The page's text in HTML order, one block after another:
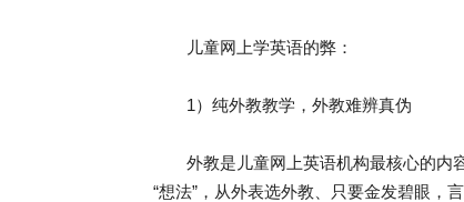
儿童网上学英语的弊：
1）纯外教教学，外教难辨真伪
外教是儿童网上英语机构最核心的内
“想法”，从外表选外教、只要金发碧眼，